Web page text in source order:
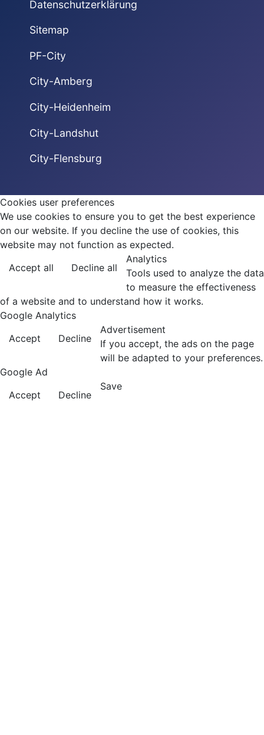
Datenschutzerklärung
Sitemap
PF-City
City-Amberg
City-Heidenheim
City-Landshut
City-Flensburg
Cookies user preferences
We use cookies to ensure you to get the best experience
on our website. If you decline the use of cookies, this
website may not function as expected.
Accept all
Decline all
Analytics
Tools used to analyze the data
to measure the effectiveness
of a website and to understand how it works.
Google Analytics
Accept
Decline
Advertisement
If you accept, the ads on the page
will be adapted to your preferences.
Google Ad
Accept
Decline
Save